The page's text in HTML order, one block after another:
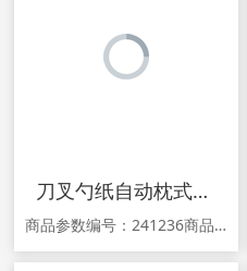
刀叉勺纸自动枕式包装机 3D图纸 机械设备3D图纸模型设计
商品参数编号：241236商品详情 声明：远远工作室，仅供大家学习、设计等参考，请勿用于任何商业活动，否则使用者后果自负，与本店无关。！ 本店，，供大家学习，由于图纸太多，没有上传，有需要的可以联系客服哦！！！！！，我们也会在后面慢慢上传！欢迎收藏关注哦！！！ 交易流程：★宝贝通过电子邮箱发送，亲们拍下付款后